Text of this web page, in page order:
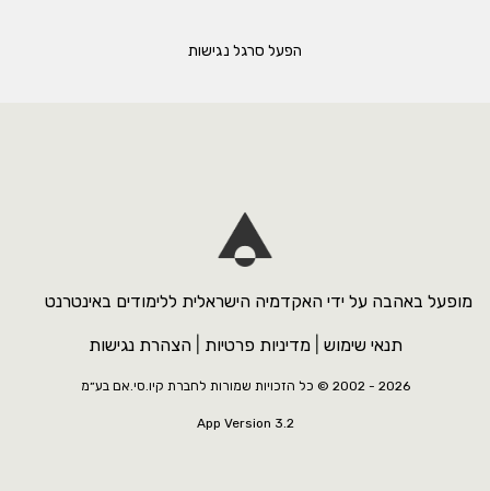
הפעל סרגל נגישות
מופעל באהבה על ידי האקדמיה הישראלית ללימודים באינטרנט
תנאי שימוש |מדיניות פרטיות הצהרת נגישות
2026 - 2002 © כל הזכויות שמורות לחברת קיו.סי.אם בע״מ
App Version 3.2